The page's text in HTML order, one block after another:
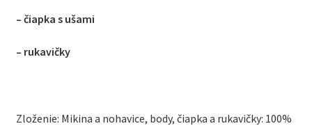
– čiapka s ušami
– rukavičky
Zloženie: Mikina a nohavice, body, čiapka a rukavičky: 100%